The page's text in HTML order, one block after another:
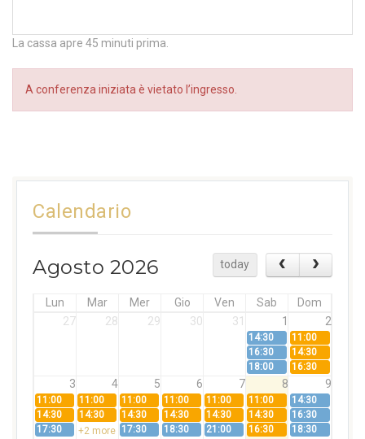
La cassa apre 45 minuti prima.
A conferenza iniziata è vietato l’ingresso.
Calendario
Agosto 2026 today
Lun Mar Mer Gio Ven Sab
Dom
27
28 29 30 31 1 2
14:30
11:00
16:30
14:30
18:00
16:30
3 4 5 6 7 8 9
11:00 11:00 11:00 11:00 11:00 11:00
14:30
14:30
14:30 14:30 14:30 14:30 14:30
16:30
17:30
+2 more 17:30 18:30 21:00 16:30 18:30